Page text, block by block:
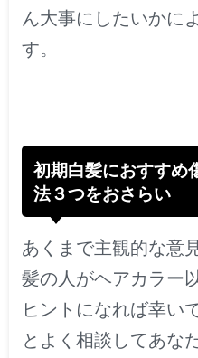
ん大事にしたいかに
す。
初期白髪におすすめ
法３つをおさらい
あくまで主観的な意
髪の人がヘアカラー
ヒントになれば幸い
とよく相談してあな